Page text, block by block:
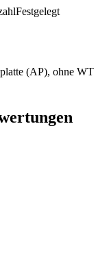
(AP), ohne WT